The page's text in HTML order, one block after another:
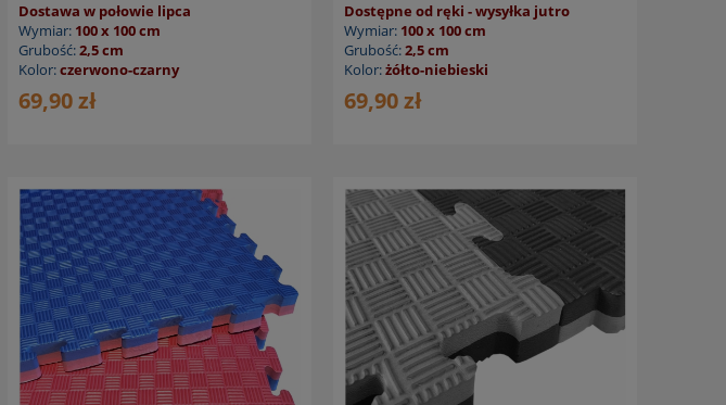
Dostawa w połowie lipca
Wymiar: 100 x 100 cm
Grubość:2,5 cm
Kolor:czerwono-czarny
69,90 zł
Dostępne od ręki - wysyłka jutro
Wymiar: 100 x 100 cm
Grubość:2,5 cm
Kolor:żółto-niebieski
69,90 zł